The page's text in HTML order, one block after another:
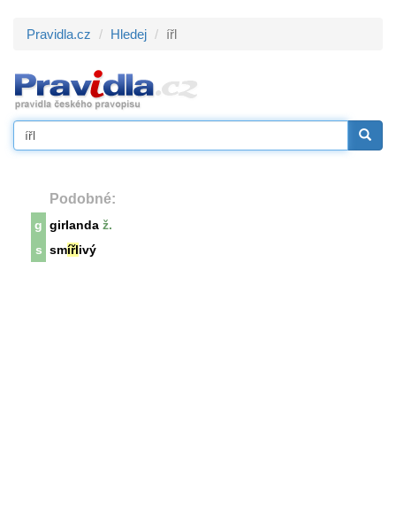
Pravidla.cz Hledej ířl
Podobné:
g girlanda ž.
s smířlivý